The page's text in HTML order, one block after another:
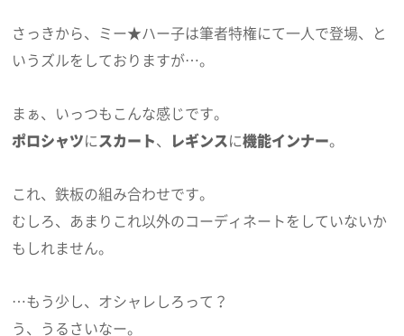
さっきから、ミー★ハー子は筆者特権にて一人で登場、と
いうズルをしておりますが…。
まぁ、いっつもこんな感じです。
ポロシャツにスカート、 レギンスに機能インナー。
これ、鉄板の組み合わせです。
むしろ、あまりこれ以外のコーディネートをしていないか
もしれません。
…もう少し、オシャレしろって？
う、うるさいなー。